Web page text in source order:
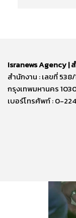
Isranews Agency |
สำนักงาน : เลขที่
กรุงเทพมหานคร
เบอร์โทรศัพท์ : 0-